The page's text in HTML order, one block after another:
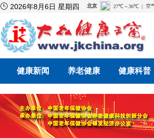
 2026年8月6日 星期四
健康新闻 养老健康 健康科普